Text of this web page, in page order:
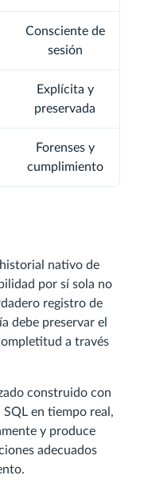
Consciente de
sesión
Explícita y
preservada
Forenses y
cumplimiento
nativo de
por sí sola no
registro de
debe preservar el
a través
construido con
en tiempo real,
y produce
adecuados